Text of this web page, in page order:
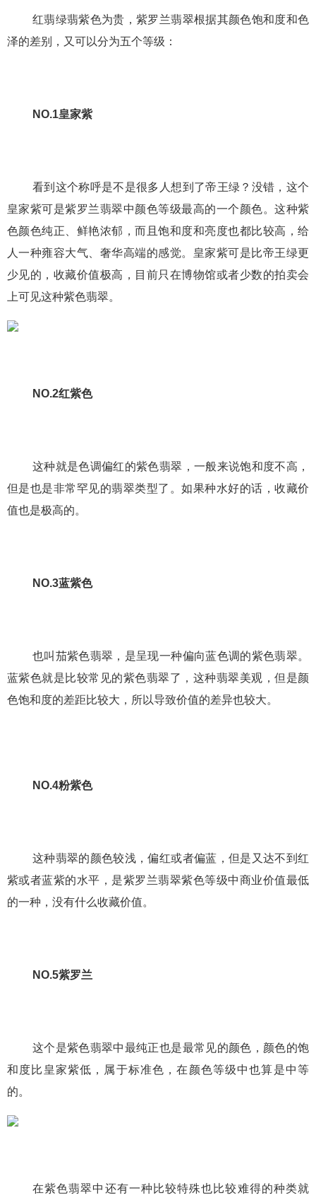
红翡绿翡紫色为贵，紫罗兰翡翠根据其颜色饱和度和色
泽的差别，又可以分为五个等级：
NO.1皇家紫
看到这个称呼是不是很多人想到了帝王绿？没错，这个
皇家紫可是紫罗兰翡翠中颜色等级最高的一个颜色。这种紫
色颜色纯正、鲜艳浓郁，而且饱和度和亮度也都比较高，给
人一种雍容大气、奢华高端的感觉。皇家紫可是比帝王绿更
少见的，收藏价值极高，目前只在博物馆或者少数的拍卖会
上可见这种紫色翡翠。
NO.2红紫色
这种就是色调偏红的紫色翡翠，一般来说饱和度不高，
但是也是非常罕见的翡翠类型了。如果种水好的话，收藏价
值也是极高的。
NO.3蓝紫色
也叫茄紫色翡翠，是呈现一种偏向蓝色调的紫色翡翠。
蓝紫色就是比较常见的紫色翡翠了，这种翡翠美观，但是颜
色饱和度的差距比较大，所以导致价值的差异也较大。
NO.4粉紫色
这种翡翠的颜色较浅，偏红或者偏蓝，但是又达不到红
紫或者蓝紫的水平，是紫罗兰翡翠紫色等级中商业价值最低
的一种，没有什么收藏价值。
NO.5紫罗兰
这个是紫色翡翠中最纯正也是最常见的颜色，颜色的饱
和度比皇家紫低，属于标准色，在颜色等级中也算是中等
的。
在紫色翡翠中还有一种比较特殊也比较难得的种类就